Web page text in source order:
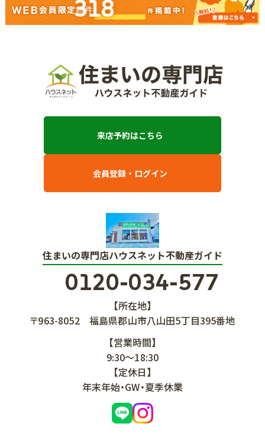
318
来店予約はこちら
会員登録・ログイン
住まいの専門店ハウスネット不動産ガイド
0120-034-577
【所在地】
〒963-8052
福島県郡山市八山田5丁目395番地
【営業時間】
9:30～18:30
【定休日】
年末年始・GW・夏季休業